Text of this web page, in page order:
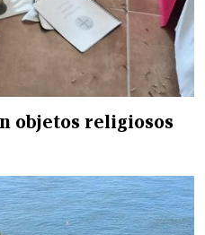
objetos religiosos